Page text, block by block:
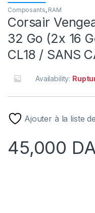
Composants, RAM
Corsair
32 Go (2x 16
CL18 / SANS
Availability:
Ajouter à la liste
45,000 DA